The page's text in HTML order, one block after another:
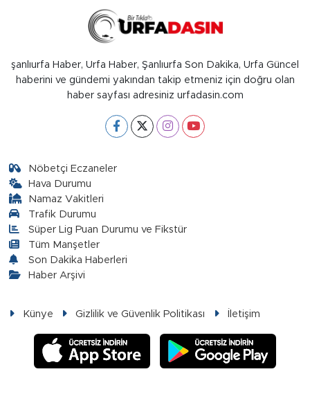
şanlıurfa Haber, Urfa Haber, Şanlıurfa Son Dakika, Urfa Güncel
haberini ve gündemi yakından takip etmeniz için doğru olan
haber sayfası adresiniz urfadasin.com
Nöbetçi Eczaneler
Hava Durumu
Namaz Vakitleri
Trafik Durumu
Süper Lig Puan Durumu ve Fikstür
Tüm Manşetler
Son Dakika Haberleri
Haber Arşivi
Künye Gizlilik ve Güvenlik Politikası İletişim